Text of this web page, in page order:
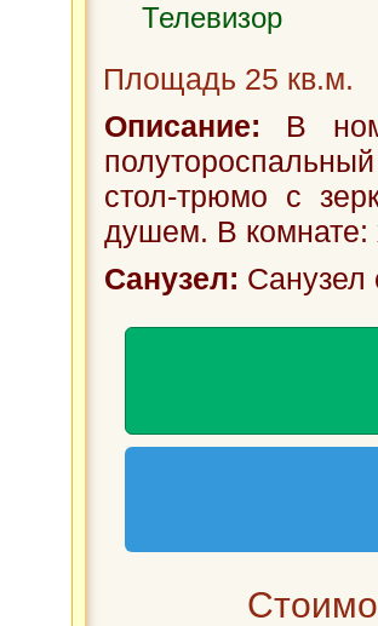
Телевизор
Площадь 25 кв.м.
Описание: В
стол-трюмо с
душем. В комнате:
Санузел: